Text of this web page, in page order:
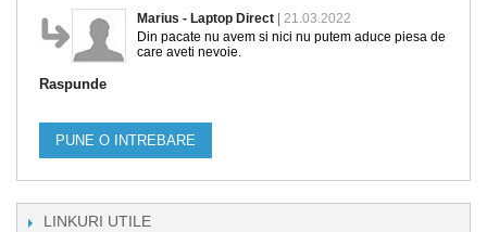
Marius - Laptop Direct
21.03.2022
Din pacate nu avem si nici nu putem aduce piesa de
care aveti nevoie.
Raspunde
PUNE O INTREBARE
LINKURI UTILE